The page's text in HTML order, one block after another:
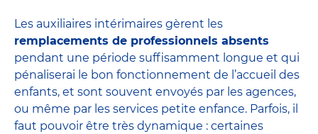
Les auxiliaires intérimaires gèrent les
remplacements de professionnels absents
pendant une période suffisamment longue et qui
pénaliserai le bon fonctionnement de l’accueil des
enfants, et sont souvent envoyés par les agences,
ou même par les services petite enfance. Parfois, il
faut pouvoir être très dynamique : certaines